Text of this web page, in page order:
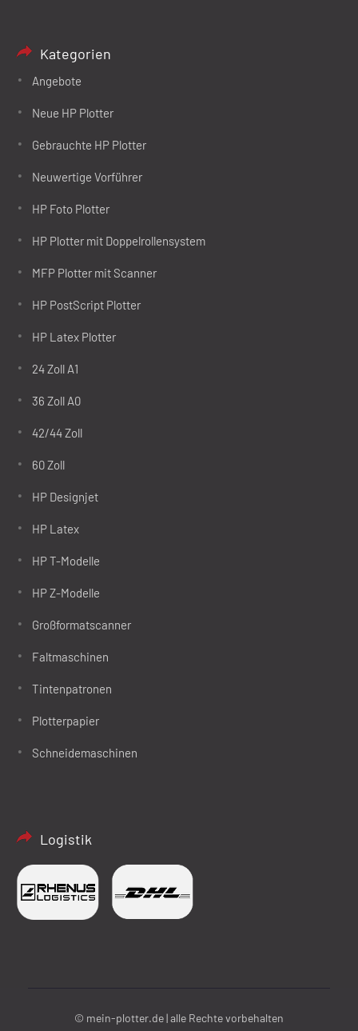
Kategorien
Angebote
Neue HP Plotter
Gebrauchte HP Plotter
Neuwertige Vorführer
HP Foto Plotter
HP Plotter mit Doppelrollensystem
MFP Plotter mit Scanner
HP PostScript Plotter
HP Latex Plotter
24 Zoll A1
36 Zoll A0
42/44 Zoll
60 Zoll
HP Designjet
HP Latex
HP T-Modelle
HP Z-Modelle
Großformatscanner
Faltmaschinen
Tintenpatronen
Plotterpapier
Schneidemaschinen
Logistik
© mein-plotter.de | alle Rechte vorbehalten